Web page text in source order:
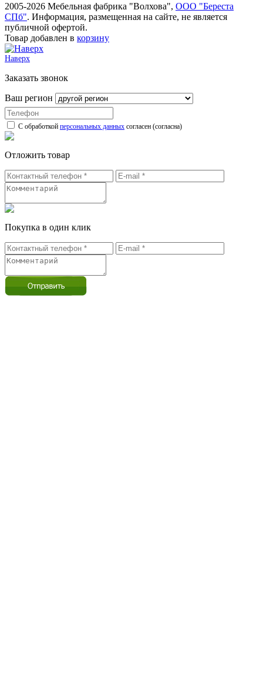
2005-2026 Мебельная фабрика "Волхова", ООО "Береста
СПб". Информация, размещенная на сайте, не является
публичной офертой.
Товар добавлен в корзину
Наверх
Заказать звонок
Ваш регион
С обработкой персональных данных согласен (согласна)
Отложить товар
Покупка в один клик